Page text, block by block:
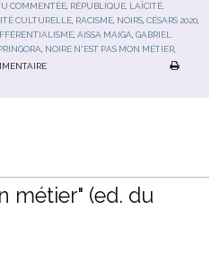
COMMENTÉE, RÉPUBLIQUE, LAÏCITÉ,
CULTURELLE, RACISME, NOIRS,CÉSARS 2020,
,AISSA MAIGA,GABRIEL
, NOIRE N'EST PAS MON MÉTIER,
métier" (ed. du